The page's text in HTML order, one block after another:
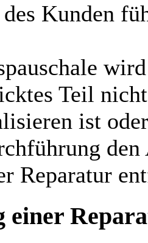
Kunden
Teil
ist
Reparatur
einer